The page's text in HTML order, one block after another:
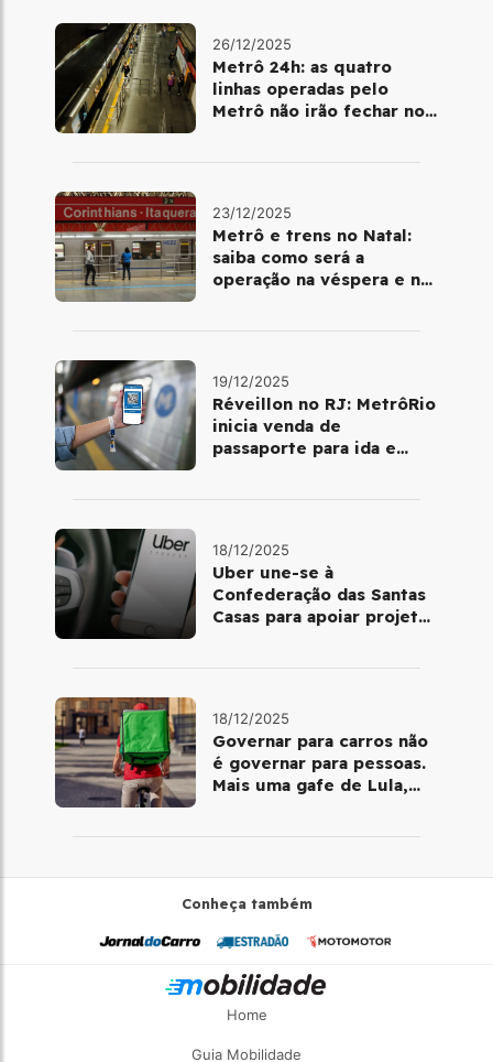
26/12/2025
Metrô 24h: as quatro
linhas operadas pelo
Metrô não irão fechar no
23/12/2025
Metrô e trens no Natal:
saiba como será a
operação na véspera e no
19/12/2025
Réveillon no RJ: MetrôRio
inicia venda de
passaporte para ida e
18/12/2025
Uber une-se à
Confederação das Santas
Casas para apoiar projetos
18/12/2025
Governar para carros não
é governar para pessoas.
Mais uma gafe de Lula,
Conheça também
Home
Guia Mobilidade